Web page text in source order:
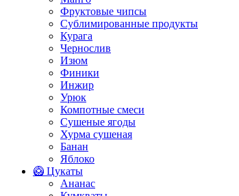
Фруктовые чипсы
Сублимированные продукты
Курага
Чернослив
Изюм
Финики
Инжир
Урюк
Компотные смеси
Сушеные ягоды
Хурма сушеная
Банан
Яблоко
🥝 Цукаты
Ананас